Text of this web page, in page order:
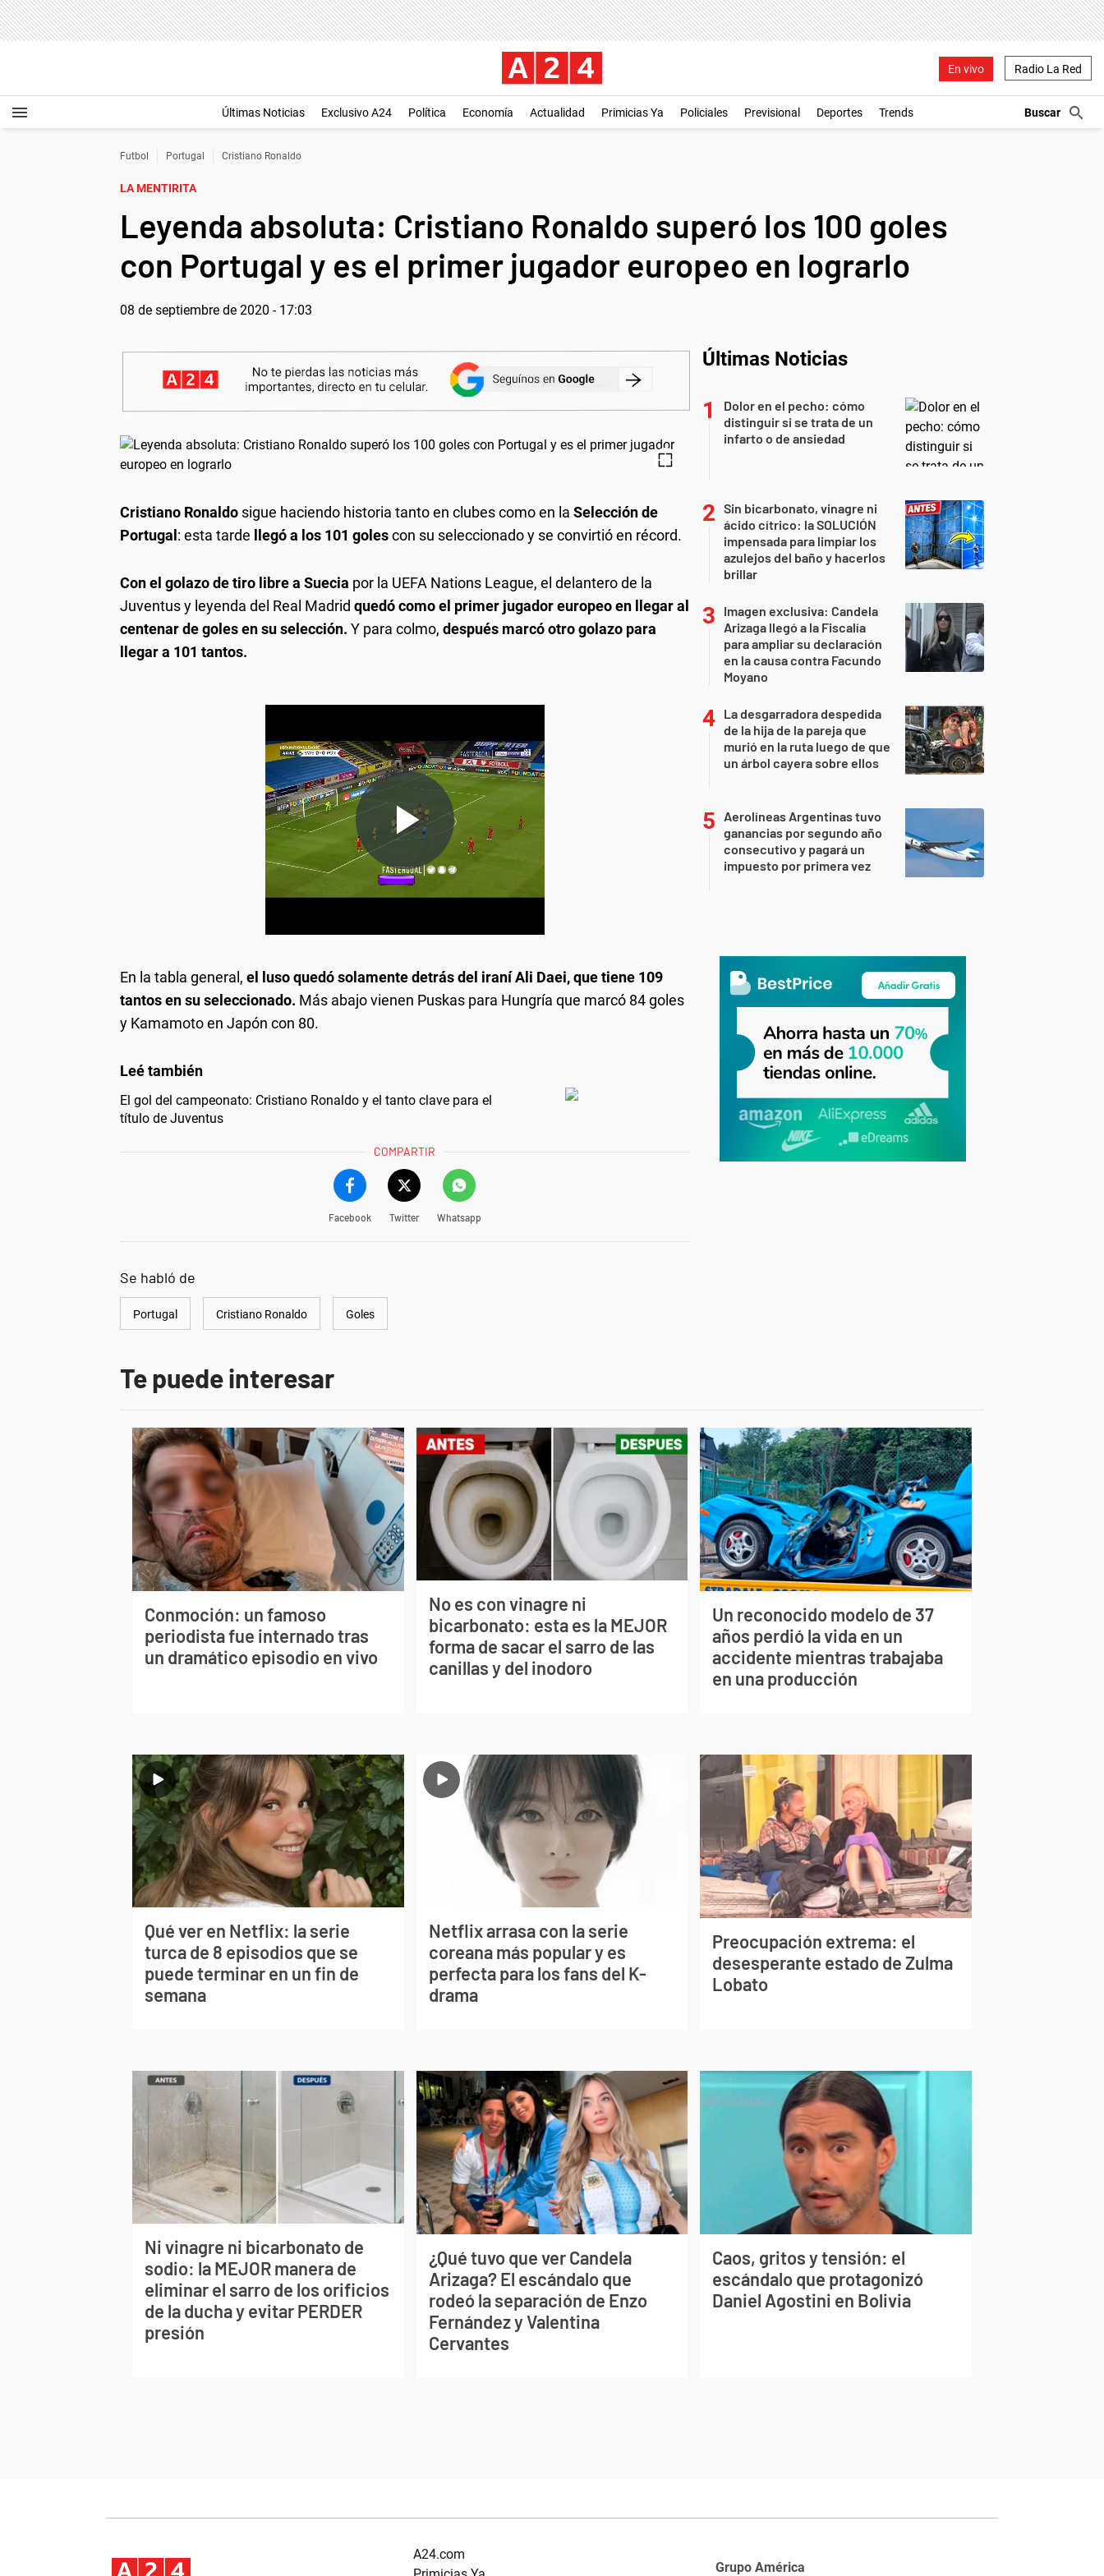
En vivo Radio La Red
Últimas Noticias Exclusivo A24 Política Economía Actualidad Primicias Ya Policiales Previsional Deportes Trends
Futbol Portugal Cristiano Ronaldo
LA MENTIRITA
Leyenda absoluta: Cristiano Ronaldo superó los 100 goles
con Portugal y es el primer jugador europeo en lograrlo
08 de septiembre de 2020 - 17:03
Cristiano Ronaldo sigue haciendo historia tanto en clubes como en la Selección de
Portugal : esta tarde llegó a los 101 golescon su seleccionado y se convirtió en récord.
Con el golazo de tiro libre a Suecia por la UEFA Nations League, el delantero de la
Juventus y leyenda del Real Madrid quedó como el primer jugador europeo en llegar al
centenar de goles en su selección. Y para colmo, después marcó otro golazo para
llegar a 101 tantos.
En la tabla general, el luso quedó solamente detrás del iraní Ali Daei, que tiene 109
tantos en su seleccionado. Más abajo vienen Puskas para Hungría que marcó 84 goles
y Kamamoto en Japón con 80.
El gol del campeonato: Cristiano Ronaldo y el tanto clave para el
título de Juventus
COMPARTIR
Facebook Twitter Whatsapp
Se habló de
Portugal Cristiano Ronaldo Goles
Últimas Noticias
Dolor en el pecho: cómo
distinguir si se trata de un
infarto o de ansiedad
Sin bicarbonato, vinagre ni
ácido cítrico: la SOLUCIÓN
impensada para limpiar los
azulejos del baño y hacerlos
brillar
Imagen exclusiva: Candela
Arizaga llegó a la Fiscalía
para ampliar su declaración
en la causa contra Facundo
Moyano
La desgarradora despedida
de la hija de la pareja que
murió en la ruta luego de que
un árbol cayera sobre ellos
Aerolíneas Argentinas tuvo
ganancias por segundo año
consecutivo y pagará un
impuesto por primera vez
Te puede interesar
Conmoción: un famoso
periodista fue internado tras
un dramático episodio en vivo
No es con vinagre ni
bicarbonato: esta es la MEJOR
forma de sacar el sarro de las
canillas y del inodoro
Un reconocido modelo de 37
años perdió la vida en un
accidente mientras trabajaba
en una producción
Qué ver en Netflix: la serie
turca de 8 episodios que se
puede terminar en un fin de
semana
Netflix arrasa con la serie
coreana más popular y es
perfecta para los fans del K-
drama
Preocupación extrema: el
desesperante estado de Zulma
Lobato
Ni vinagre ni bicarbonato de
sodio: la MEJOR manera de
eliminar el sarro de los orificios
de la ducha y evitar PERDER
presión
¿Qué tuvo que ver Candela
Arizaga? El escándalo que
rodeó la separación de Enzo
Fernández y Valentina
Cervantes
Caos, gritos y tensión: el
escándalo que protagonizó
Daniel Agostini en Bolivia
A24.com
Grupo América